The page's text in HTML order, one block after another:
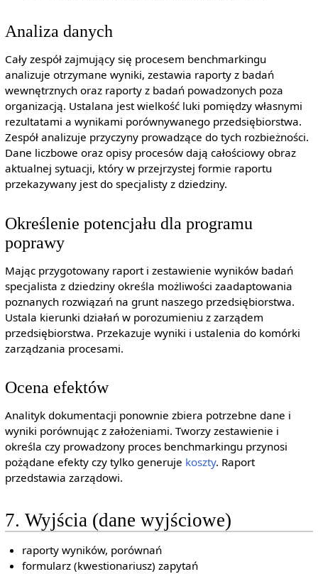
Analiza danych
Cały zespół zajmujący się procesem benchmarkingu
analizuje otrzymane wyniki, zestawia raporty z badań
wewnętrznych oraz raporty z badań powadzonych poza
organizacją. Ustalana jest wielkość luki pomiędzy własnymi
rezultatami a wynikami porównywanego przedsiębiorstwa.
Zespół analizuje przyczyny prowadzące do tych rozbieżności.
Dane liczbowe oraz opisy procesów dają całościowy obraz
aktualnej sytuacji, który w przejrzystej formie raportu
przekazywany jest do specjalisty z dziedziny.
Określenie potencjału dla programu
poprawy
Mając przygotowany raport i zestawienie wyników badań
specjalista z dziedziny określa możliwości zaadaptowania
poznanych rozwiązań na grunt naszego przedsiębiorstwa.
Ustala kierunki działań w porozumieniu z zarządem
przedsiębiorstwa. Przekazuje wyniki i ustalenia do komórki
zarządzania procesami.
Ocena efektów
Analityk dokumentacji ponownie zbiera potrzebne dane i
wyniki porównując z założeniami. Tworzy zestawienie i
określa czy prowadzony proces benchmarkingu przynosi
pożądane efekty czy tylko generuje koszty. Raport
przedstawia zarządowi.
7. Wyjścia (dane wyjściowe)
raporty wyników, porównań
formularz (kwestionariusz) zapytań